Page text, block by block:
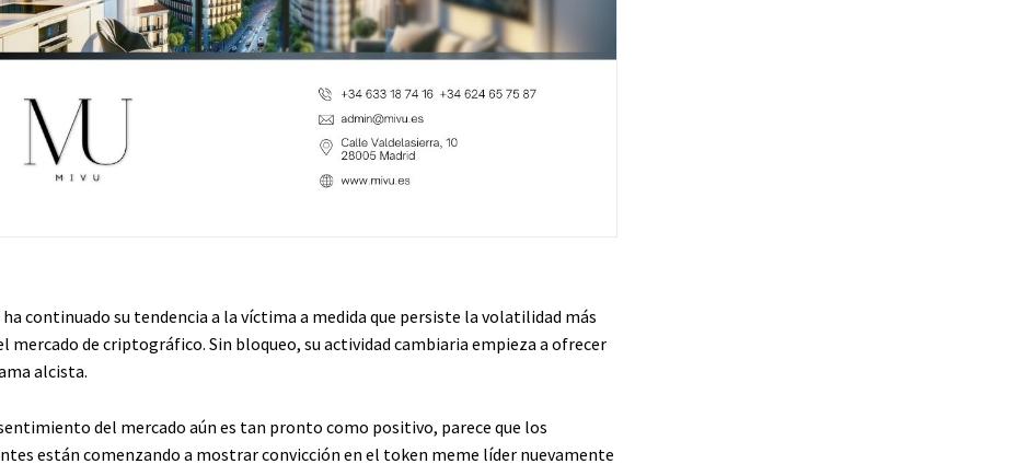
ha continuado su tendencia a la víctima a medida que persiste la volatilidad más
mercado de criptográfico. Sin bloqueo, su actividad cambiaria empieza a ofrecer
alcista.
del mercado aún es tan pronto como positivo, parece que los
están comenzando a mostrar convicción en el token meme líder nuevamente